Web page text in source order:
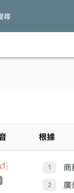
尋
根據
] 商
廣